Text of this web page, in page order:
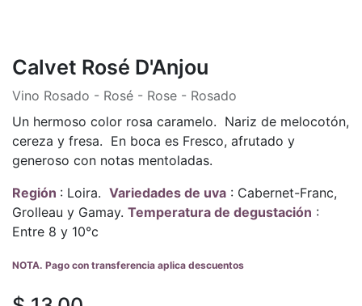
Calvet Rosé D'Anjou
Vino Rosado - Rosé - Rose - Rosado
Un hermoso color rosa caramelo. Nariz de melocotón,
cereza y fresa. En boca es Fresco, afrutado y
generoso con notas mentoladas.
Región : Loira. Variedades de uva : Cabernet-Franc,
Grolleau y Gamay. Temperatura de degustación :
Entre 8 y 10°c
NOTA. Pago con transferencia aplica descuentos